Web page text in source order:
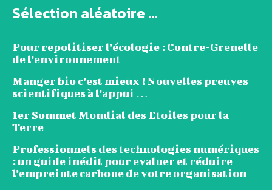
Sélection aléatoire ...
Pour repolitiser l’écologie : Contre-Grenelle
de l’environnement
Manger bio c’est mieux ! Nouvelles preuves
scientifiques à l’appui …
1er Sommet Mondial des Etoiles pour la
Terre
Professionnels des technologies numériques
: un guide inédit pour evaluer et réduire
l’empreinte carbone de votre organisation